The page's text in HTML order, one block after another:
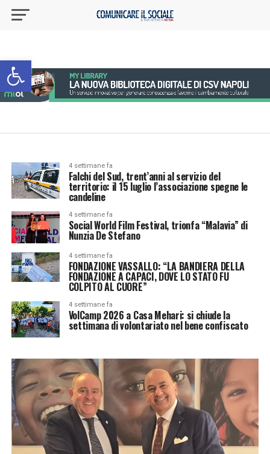
Apri la barra degli strumenti
4 settimane fa
Falchi del Sud, trent’anni al servizio del
territorio: il 15 luglio l’associazione spegne le
candeline
4 settimane fa
Social World Film Festival, trionfa “Malavia” di
Nunzia De Stefano
4 settimane fa
FONDAZIONE VASSALLO: “LA BANDIERA DELLA
FONDAZIONE A CAPACI, DOVE LO STATO FU
COLPITO AL CUORE”
4 settimane fa
VolCamp 2026 a Casa Mehari: si chiude la
settimana di volontariato nel bene confiscato